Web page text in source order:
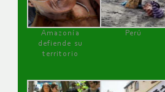
Amazonía
defiende su
territorio
Perú